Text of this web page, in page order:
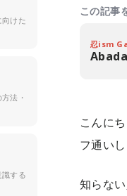
この記事
忍ism
こんに
フ通い
知らな
けた
法・
する